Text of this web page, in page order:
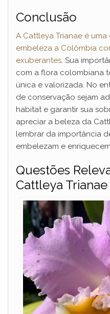
Conclusão
A Cattleya Trianae é
embeleza a Colômbia
exuberantes. Sua
com a flora colombiana
única e valorizada. No
de conservação sejam
habitat e garantir sua
apreciar a beleza da
lembrar da importância
embelezam e
Questões
Cattleya Trianae